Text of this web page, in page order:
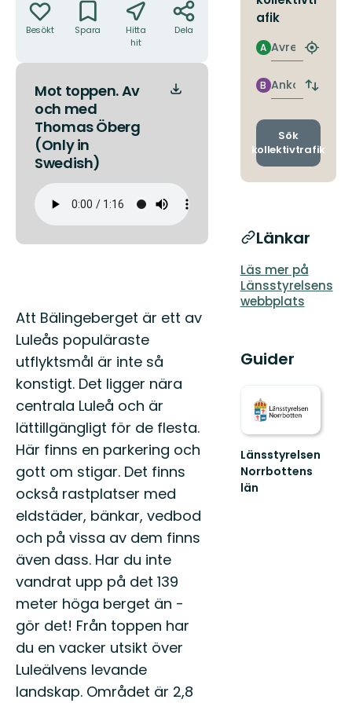
Besökt Spara
Hitta
hit
Dela
Mot toppen. Av
och med
Thomas Öberg
(Only in
Swedish)
Beskrivning
Att Bälingeberget är ett av
Luleås populäraste
utflyktsmål är inte så
konstigt. Det ligger nära
centrala Luleå och är
lättillgängligt för de flesta.
Här finns en parkering och
gott om stigar. Det finns
också rastplatser med
eldstäder, bänkar, vedbod
och på vissa av dem finns
även dass. Har du inte
vandrat upp på det 139
meter höga berget än -
gör det! Från toppen har
du en vacker utsikt över
Luleälvens levande
landskap. Området är 2,8
afik
Avresa
A
Hitta
Ankomst
B
Byt
och
Sök
kollektivtrafik
Länkar
Läs mer på
Länsstyrelsens
webbplats
Guider
Länsstyrelsen
Norrbottens
län